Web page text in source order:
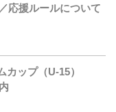
応援ルールについて
ップ（U-15）